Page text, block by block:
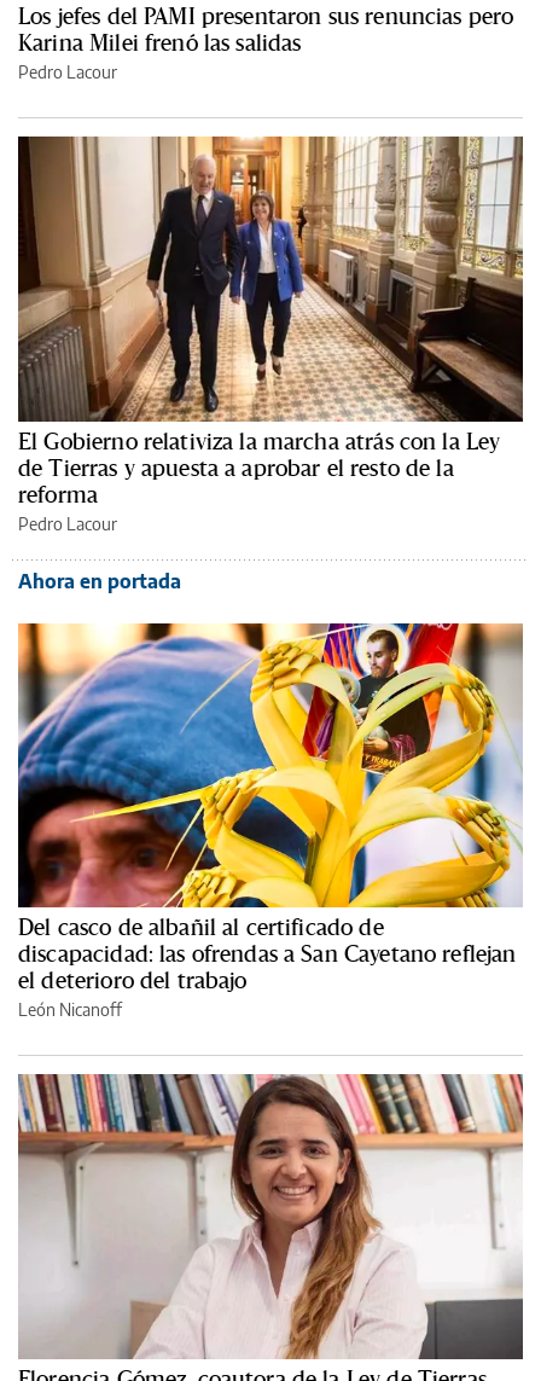
Los jefes del PAMI presentaron sus renuncias pero
Karina Milei frenó las salidas
Pedro Lacour
El Gobierno relativiza la marcha atrás con la Ley
de Tierras y apuesta a aprobar el resto de la
reforma
Pedro Lacour
Ahora en portada
Del casco de albañil al certificado de
discapacidad: las ofrendas a San Cayetano reflejan
el deterioro del trabajo
León Nicanoff